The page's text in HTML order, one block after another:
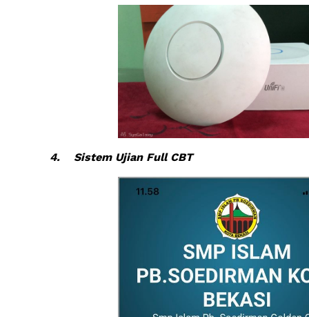
4. Sistem Ujian Full CBT